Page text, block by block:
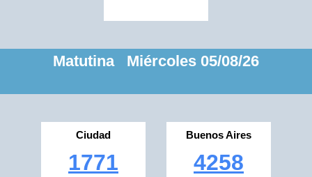
Matutina Miércoles 05/08/26
Ciudad
1771
Buenos Aires
4258